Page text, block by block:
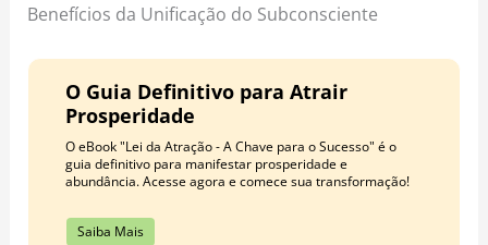
Benefícios da Unificação do Subconsciente
O Guia Definitivo para Atrair
Prosperidade
O eBook "Lei da Atração - A Chave para o Sucesso" é o
guia definitivo para manifestar prosperidade e
abundância. Acesse agora e comece sua transformação!
Saiba Mais